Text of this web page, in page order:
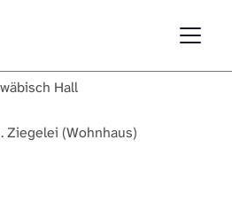
Hall
Ziegelei (Wohnhaus)
Steinbach